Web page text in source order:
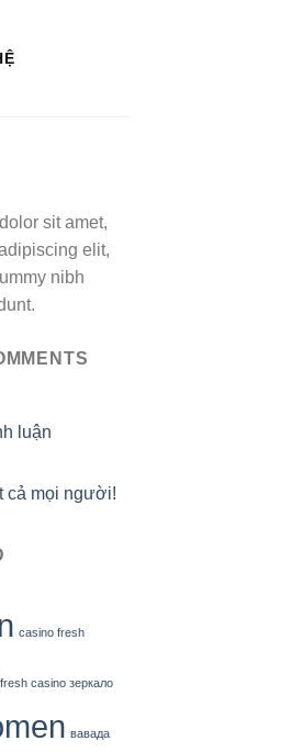
sit amet,
elit,
nibh
luận
cả mọi người!
casino fresh
fresh casino зеркало
вавада